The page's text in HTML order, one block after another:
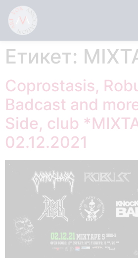
Етикет:
Coprostasis,
Badcast and
Side, club
02.12.2021